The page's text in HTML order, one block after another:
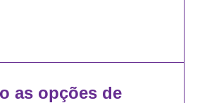
as opções de